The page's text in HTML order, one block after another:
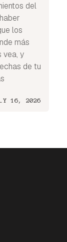
del
los
más
vea, y
de tu
16, 2026